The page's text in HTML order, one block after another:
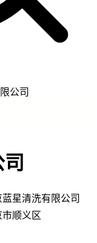
公司
蓝星清洗有限公司
市顺义区